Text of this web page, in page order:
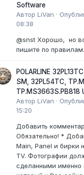
Software
АвторLiVan ·
08:38
@snst Хорошо, но
пишите по
POLARLINE
SM, 32PL54TC,
TP.MS3663S.PB818
АвторLiVan ·
15:20
Добавить
Обязательно! *
Main, Panel и бирки
TV. Фотографии
сделанными именно